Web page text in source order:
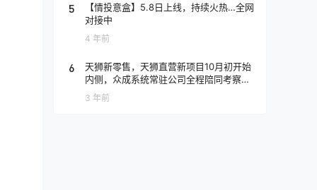
5
【情投意盒】5.8日上线，持续火热…全网
对接中
4 年前
6
天狮新零售，天狮直营新项目10月初开始
内侧，众成系统常驻公司全程陪同考察，
众成财团百万大团队扶持到底
3 年前